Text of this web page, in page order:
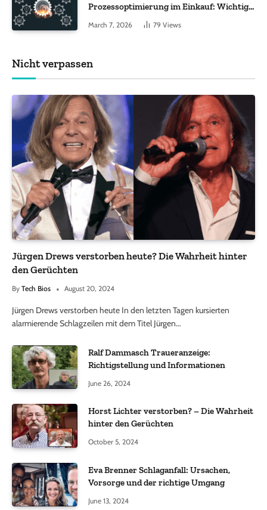
Prozessoptimierung im Einkauf: Wichtige
Funktionen, auf die Sie achten sollten
March 7, 2026 79 Views
Nicht verpassen
Jürgen Drews verstorben heute? Die Wahrheit hinter
den Gerüchten
By Tech Bios August 20, 2024
Jürgen Drews verstorben heute In den letzten Tagen kursierten
alarmierende Schlagzeilen mit dem Titel Jürgen…
Ralf Dammasch Traueranzeige:
Richtigstellung und Informationen
June 26, 2024
Horst Lichter verstorben? – Die Wahrheit
hinter den Gerüchten
October 5, 2024
Eva Brenner Schlaganfall: Ursachen,
Vorsorge und der richtige Umgang
June 13, 2024